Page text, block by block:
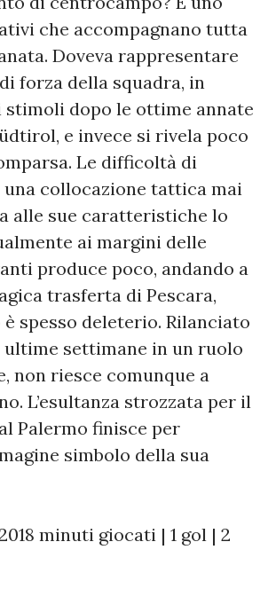
che accompagnano tutta
Doveva rappresentare
forza della squadra, in
stimoli dopo le ottime annate
e invece si rivela poco
Le difficoltà di
collocazione tattica mai
alle sue caratteristiche lo
ai margini delle
produce poco, andando a
trasferta di Pescara,
spesso deleterio. Rilanciato
ultime settimane in un ruolo
non riesce comunque a
L’esultanza strozzata per il
Palermo finisce per
simbolo della sua
minuti giocati | 1 gol | 2